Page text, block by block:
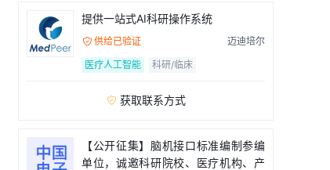
提供一站式AI科研操作系统
 供给已验证
迈迪培尔
医疗人工智能
科研/临床
 获取联系方式
【公开征集】脑机接口标准编制参编
单位，诚邀科研院校、医疗机构、产